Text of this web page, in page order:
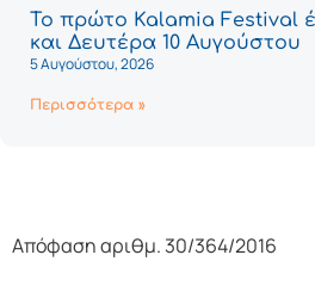
Το πρώτο Kalamia Festival
και Δευτέρα 10 Αυγούστου
5 Αυγούστου, 2026
Περισσότερα »
Απόφαση αριθμ. 30/364/2016